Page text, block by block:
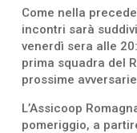
Come nella
incontri sarà
venerdì sera alle
prima squadra del
prossime
L’Assicoop
pomeriggio, a